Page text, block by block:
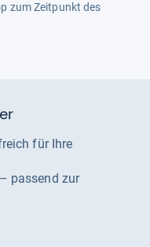
zum Zeitpunkt des